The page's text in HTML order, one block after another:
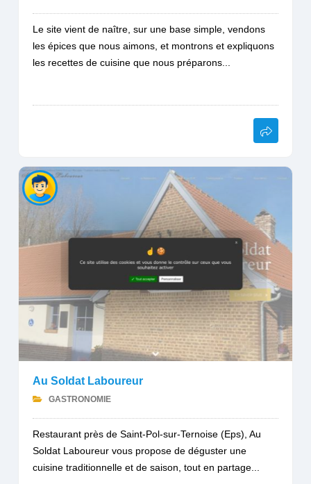
Le site vient de naître, sur une base simple, vendons
les épices que nous aimons, et montrons et expliquons
les recettes de cuisine que nous préparons...
Au Soldat Laboureur
GASTRONOMIE
Restaurant près de Saint-Pol-sur-Ternoise (Eps), Au
Soldat Laboureur vous propose de déguster une
cuisine traditionnelle et de saison, tout en partage...